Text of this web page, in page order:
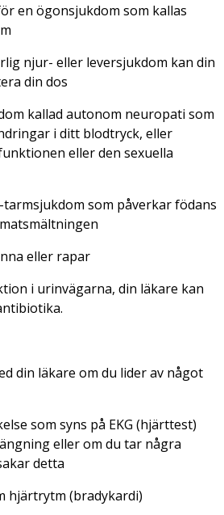
en ögonsjukdom som kallas
njur- eller leversjukdom kan din
din dos
kallad autonom neuropati som
i ditt blodtryck, eller
eller den sexuella
som påverkar födans
eller rapar
i urinvägarna, din läkare kan
din läkare om du lider av något
som syns på EKG (hjärttest)
eller om du tar några
detta
hjärtrytm (bradykardi)